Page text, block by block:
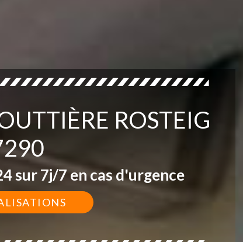
ROSTEIG
sur 7j/7 en cas d'urgence